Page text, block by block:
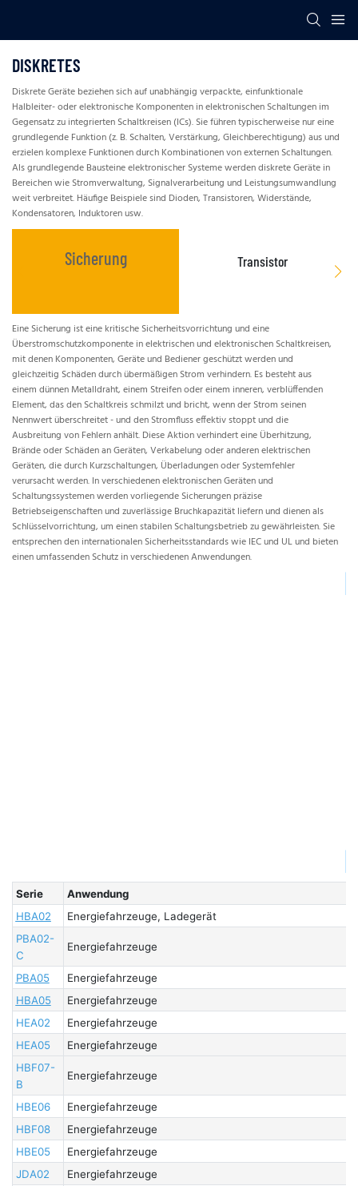
DISKRETES
Diskrete Geräte beziehen sich auf unabhängig verpackte, einfunktionale
Halbleiter- oder elektronische Komponenten in elektronischen Schaltungen im
Gegensatz zu integrierten Schaltkreisen (ICs). Sie führen typischerweise nur eine
grundlegende Funktion (z. B. Schalten, Verstärkung, Gleichberechtigung) aus und
erzielen komplexe Funktionen durch Kombinationen von externen Schaltungen.
Als grundlegende Bausteine ​​elektronischer Systeme werden diskrete Geräte in
Bereichen wie Stromverwaltung, Signalverarbeitung und Leistungsumwandlung
weit verbreitet. Häufige Beispiele sind Dioden, Transistoren, Widerstände,
Kondensatoren, Induktoren usw.
Sicherung Transistor
Eine Sicherung ist eine kritische Sicherheitsvorrichtung und eine
Überstromschutzkomponente in elektrischen und elektronischen Schaltkreisen,
mit denen Komponenten, Geräte und Bediener geschützt werden und
gleichzeitig Schäden durch übermäßigen Strom verhindern. Es besteht aus
einem dünnen Metalldraht, einem Streifen oder einem inneren, verblüffenden
Element, das den Schaltkreis schmilzt und bricht, wenn der Strom seinen
Nennwert überschreitet - und den Stromfluss effektiv stoppt und die
Ausbreitung von Fehlern anhält. Diese Aktion verhindert eine Überhitzung,
Brände oder Schäden an Geräten, Verkabelung oder anderen elektrischen
Geräten, die durch Kurzschaltungen, Überladungen oder Systemfehler
verursacht werden. In verschiedenen elektronischen Geräten und
Schaltungssystemen werden vorliegende Sicherungen präzise
Betriebseigenschaften und zuverlässige Bruchkapazität liefern und dienen als
Schlüsselvorrichtung, um einen stabilen Schaltungsbetrieb zu gewährleisten. Sie
entsprechen den internationalen Sicherheitsstandards wie IEC und UL und bieten
einen umfassenden Schutz in verschiedenen Anwendungen.
Serie
Anwendung
HBA02
Energiefahrzeuge, Ladegerät
PBA02-
C
Energiefahrzeuge
PBA05
Energiefahrzeuge
HBA05
Energiefahrzeuge
HEA02
Energiefahrzeuge
HEA05
Energiefahrzeuge
HBF07-
B
Energiefahrzeuge
HBE06
Energiefahrzeuge
HBF08
Energiefahrzeuge
HBE05
Energiefahrzeuge
JDA02
Energiefahrzeuge